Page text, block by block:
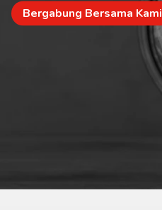
Bergabung Bersama Kami